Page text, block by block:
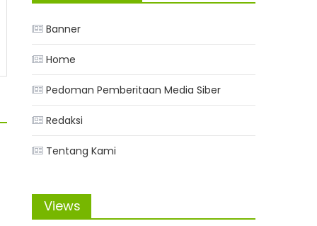
Banner
Home
Pedoman Pemberitaan Media Siber
Redaksi
Tentang Kami
Views